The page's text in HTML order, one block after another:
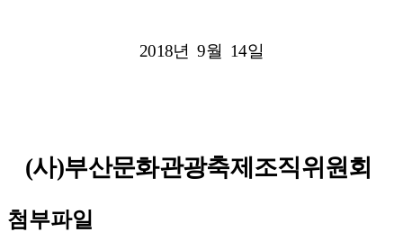
2018년9월 14일
(사)부산문화관광축제조직위원회
첨부파일